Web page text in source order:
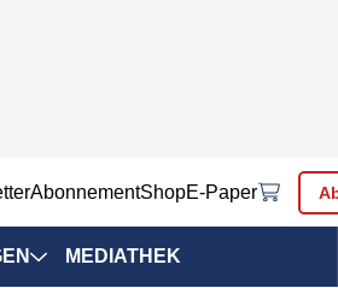
AbonnementShopE-Paper
MEDIATHEK